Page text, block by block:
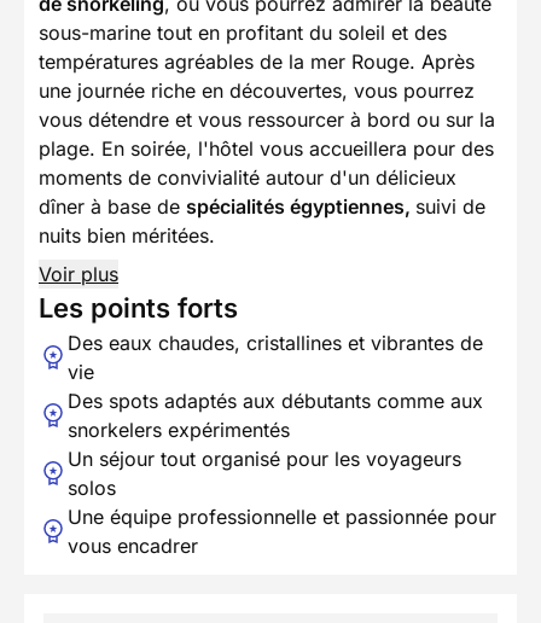
sous-marine tout en profitant du soleil et des
températures agréables de la mer Rouge. Après
une journée riche en découvertes, vous pourrez
vous détendre et vous ressourcer à bord ou sur la
plage. En soirée, l'hôtel vous accueillera pour des
moments de convivialité autour d'un délicieux
dîner à base de spécialités égyptiennes, suivi de
nuits bien méritées.
Voir plus
Les points forts
Des eaux chaudes, cristallines et vibrantes de
vie
Des spots adaptés aux débutants comme aux
snorkelers expérimentés
Un séjour tout organisé pour les voyageurs
solos
Une équipe professionnelle et passionnée pour
vous encadrer